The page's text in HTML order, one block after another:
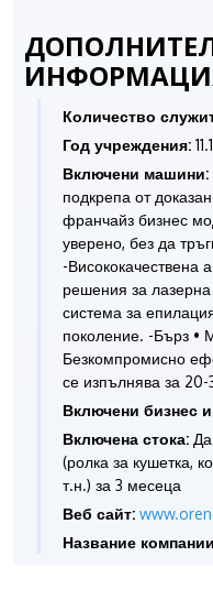
Количество
Год учреждения:
Включени машини:
подкрепа от
франчайз бизнес
уверено, без да
-Висококачествена
решения за
система за
поколение. -Бърз •
Безкомпромисно
се изпълнява за
Включени бизнес
Включена стока:
(ролка за кушетка,
т.н.) за 3 месеца
Веб сайт:
Название